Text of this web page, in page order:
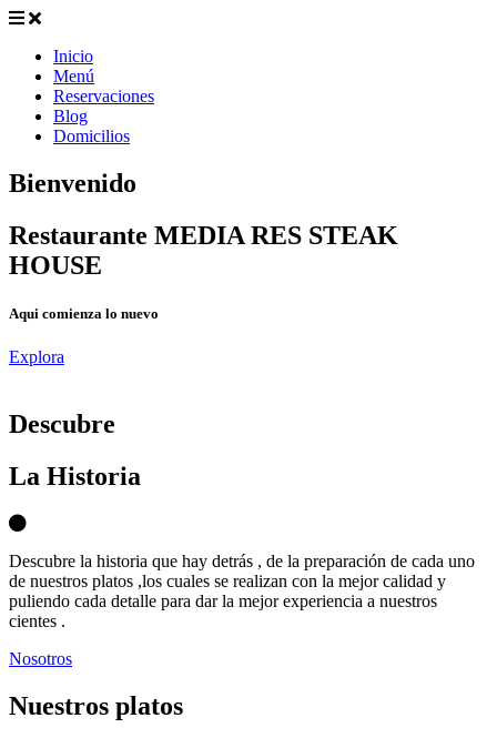
Inicio
Menú
Reservaciones
Blog
Domicilios
Bienvenido
Restaurante MEDIA RES STEAK
HOUSE
Aqui comienza lo nuevo
Explora
Descubre
La Historia
Descubre la historia que hay detrás , de la preparación de cada uno
de nuestros platos ,los cuales se realizan con la mejor calidad y
puliendo cada detalle para dar la mejor experiencia a nuestros
cientes .
Nosotros
Nuestros platos